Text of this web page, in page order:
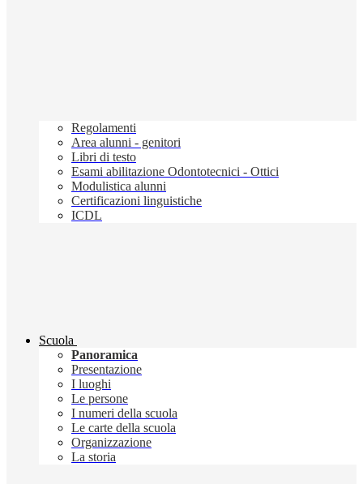
Regolamenti
Area alunni - genitori
Libri di testo
Esami abilitazione Odontotecnici - Ottici
Modulistica alunni
Certificazioni linguistiche
ICDL
Scuola
Panoramica
Presentazione
I luoghi
Le persone
I numeri della scuola
Le carte della scuola
Organizzazione
La storia